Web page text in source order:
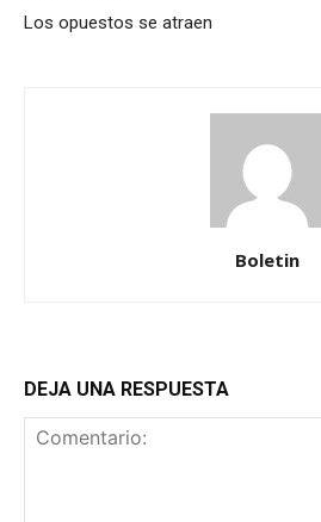
Los opuestos se atraen
Boletin
DEJA UNA RESPUESTA